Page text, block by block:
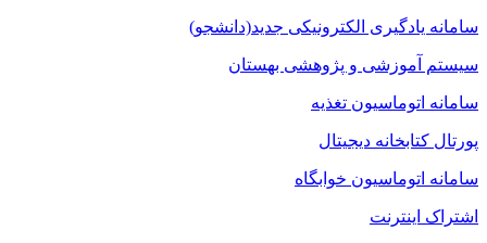
سامانه یادگیری الکترونیکی جدید(دانشجو)
سیستم آموزشی و پژوهشی بهستان
سامانه اتوماسیون تغذیه
پورتال کتابخانه دیجیتال
سامانه اتوماسیون خوابگاه
اشتراک اینترنت